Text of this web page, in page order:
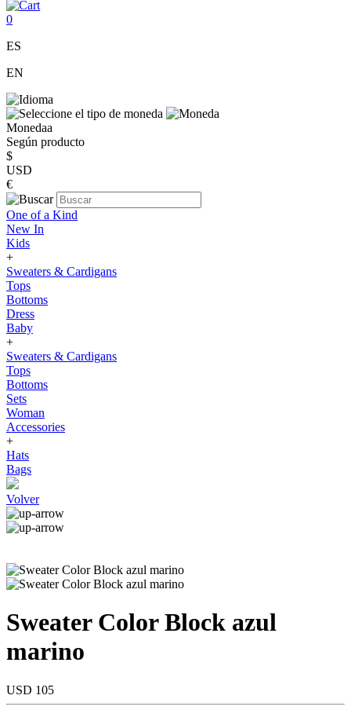
0
ES
EN
Monedaa
Según producto
$
USD
€
One of a Kind
New In
Kids
+
Sweaters & Cardigans
Tops
Bottoms
Dress
Baby
+
Sweaters & Cardigans
Tops
Bottoms
Sets
Woman
Accessories
+
Hats
Bags
Volver
Sweater Color Block azul
marino
USD 105